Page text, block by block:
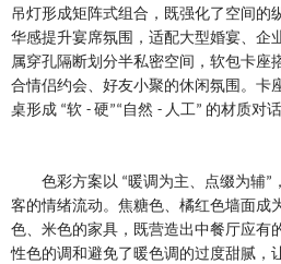
吊灯形成矩阵式组合，既强化了空间的
华感提升宴席氛围，适配大型婚宴、企
属穿孔隔断划分半私密空间，软包卡座
合情侣约会、好友小聚的休闲氛围。卡
桌形成 “软 - 硬”“ 自然 - 人工” 的材质对
色彩方案以 “暖调为主、点缀为辅”
客的情绪流动。焦糖色、橘红色墙面成
色、米色的家具，既营造出中餐厅应有
性色的调和避免了暖色调的过度甜腻，